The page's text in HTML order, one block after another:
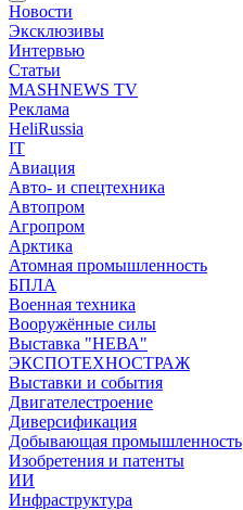
Новости
Эксклюзивы
Интервью
Статьи
MASHNEWS TV
Реклама
HeliRussia
IT
Авиация
Авто- и спецтехника
Автопром
Агропром
Арктика
Атомная промышленность
БПЛА
Военная техника
Вооружённые силы
Выставка "НЕВА"
ЭКСПОТЕХНОСТРАЖ
Выставки и события
Двигателестроение
Диверсификация
Добывающая промышленность
Изобретения и патенты
ИИ
Инфраструктура